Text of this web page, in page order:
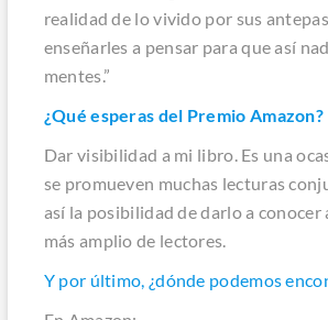
realidad de lo vivido por sus
enseñarles a pensar para que así
mentes.”
¿Qué esperas del Premio Amazon?
Dar visibilidad a mi libro. Es una
se promueven muchas lecturas
así la posibilidad de darlo a conocer
más amplio de lectores.
Y por último, ¿dónde podemos